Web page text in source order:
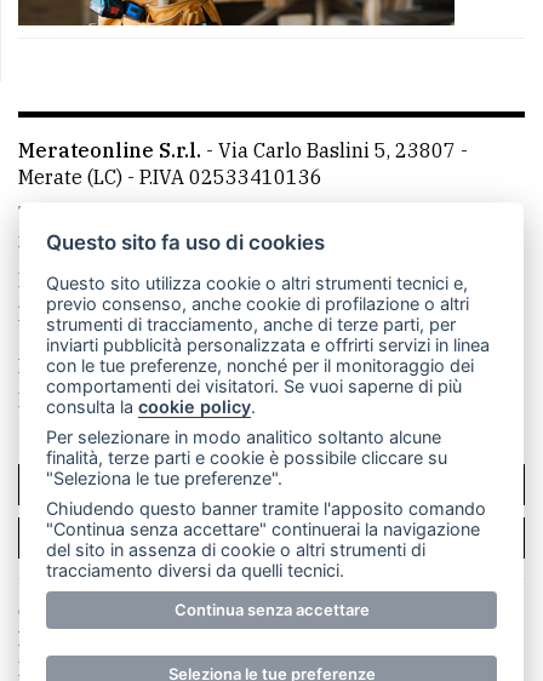
Merateonline S.r.l. - Via Carlo Baslini 5, 23807 -
Merate (LC) - P.IVA 02533410136
Telefono:
mail: redazione@merateonline.it
La redazione
CasateOnline LeccoOnline
RSS
Made by VIP
Privacy policy
Cookie policy
Rivedi le tue scelte sui cookie
SCRIVICI
PER LA TUA PUBBLICITÀ
© Copyright Merateonline S.r.l. - Tutti i diritti riservati.
E' proibita la riproduzione e pubblicazione anche
parziale di testi, articoli e immagini senza la
Questo sito fa uso di cookies
Questo sito utilizza cookie o altri strumenti tecnici e,
previo consenso, anche cookie di profilazione o altri
strumenti di tracciamento, anche di terze parti, per
inviarti pubblicità personalizzata e offrirti servizi in linea
con le tue preferenze, nonché per il monitoraggio dei
comportamenti dei visitatori. Se vuoi saperne di più
consulta lacookie policy.
Per selezionare in modo analitico soltanto alcune
finalità, terze parti e cookie è possibile cliccare su
"Seleziona le tue preferenze".
Chiudendo questo banner tramite l'apposito comando
"Continua senza accettare" continuerai la navigazione
del sito in assenza di cookie o altri strumenti di
tracciamento diversi da quelli tecnici.
Continua senza accettare
Seleziona le tue preferenze